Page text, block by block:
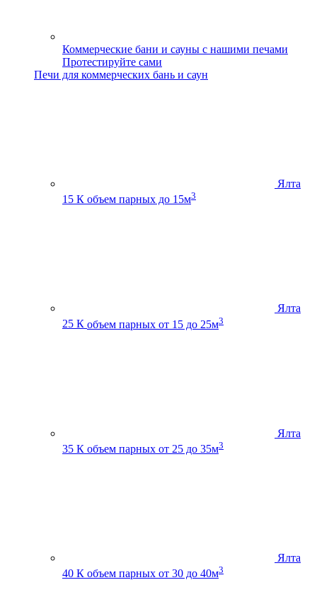
Коммерческие бани и сауны с нашими печами
Протестируйте сами
Печи для коммерческих бань и саун
Ялта
15 К объем парных до 15м3
Ялта
25 К объем парных от 15 до 25м3
Ялта
35 К объем парных от 25 до 35м3
Ялта
40 К объем парных от 30 до 40м3